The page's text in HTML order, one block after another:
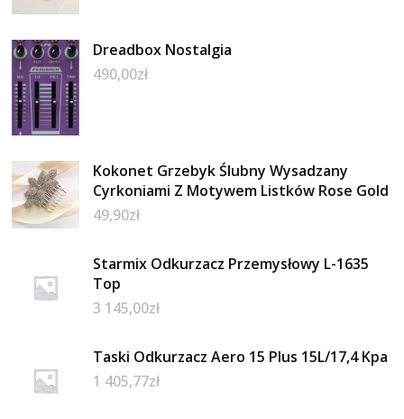
Dreadbox Nostalgia
490,00zł
Kokonet Grzebyk Ślubny Wysadzany
Cyrkoniami Z Motywem Listków Rose Gold
49,90zł
Starmix Odkurzacz Przemysłowy L-1635
Top
3 145,00zł
Taski Odkurzacz Aero 15 Plus 15L/17,4 Kpa
1 405,77zł